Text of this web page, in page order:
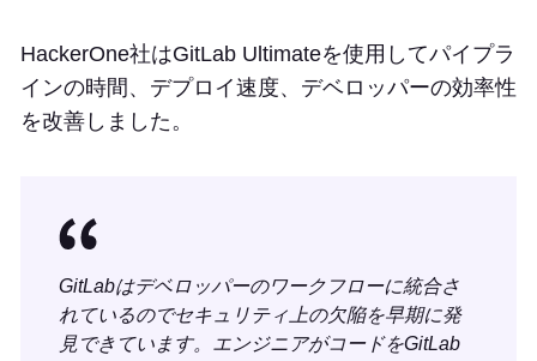
HackerOne社はGitLab Ultimateを使用してパイプラ
インの時間、デプロイ速度、デベロッパーの効率性
を改善しました。
GitLabはデベロッパーのワークフローに統合さ
れているのでセキュリティ上の欠陥を早期に発
見できています。エンジニアがコードをGitLab